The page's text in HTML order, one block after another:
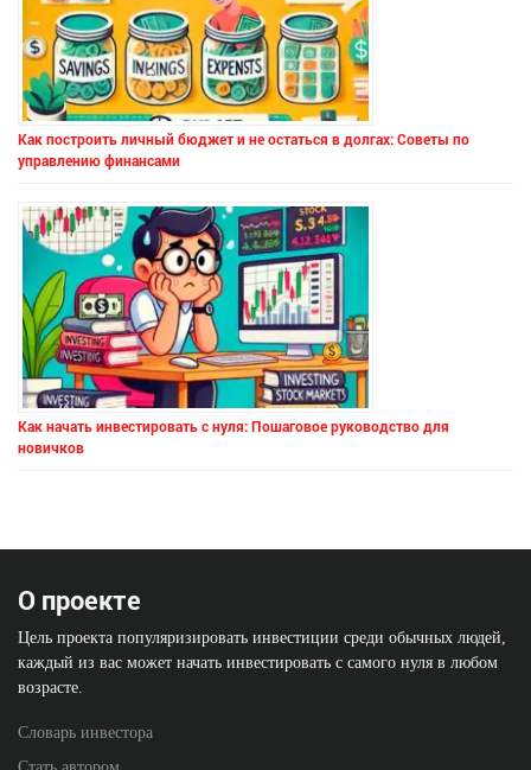
Как построить личный бюджет и не остаться в долгах: Советы по
управлению финансами
Как начать инвестировать с нуля: Пошаговое руководство для
новичков
О проекте
Цель проекта популяризировать инвестиции среди обычных людей,
каждый из вас может начать инвестировать с самого нуля в любом
возрасте.
Словарь инвестора